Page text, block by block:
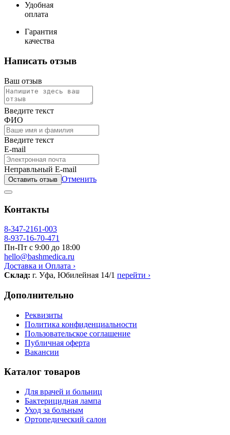
Удобная
оплата
Гарантия
качества
Написать отзыв
Ваш отзыв
Введите текст
ФИО
Введите текст
E-mail
Неправльный E-mail
Оставить отзыв Отменить
Контакты
8-347-2161-003
8-937-16-70-471
Пн-Пт с 9:00 до 18:00
hello@bashmedica.ru
Доставка и Оплата ›
Склад: г. Уфа, Юбилейная 14/1 перейти ›
Дополнительно
Реквизиты
Политика конфиденциальности
Пользовательское соглашение
Публичная оферта
Вакансии
Каталог товаров
Для врачей и больниц
Бактерицидная лампа
Уход за больным
Ортопедический салон